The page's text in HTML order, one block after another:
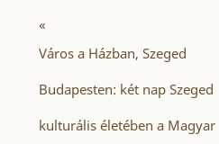
«
Város a Házban, Szeged
Budapesten: két nap Szeged
kulturális életében a Magyar